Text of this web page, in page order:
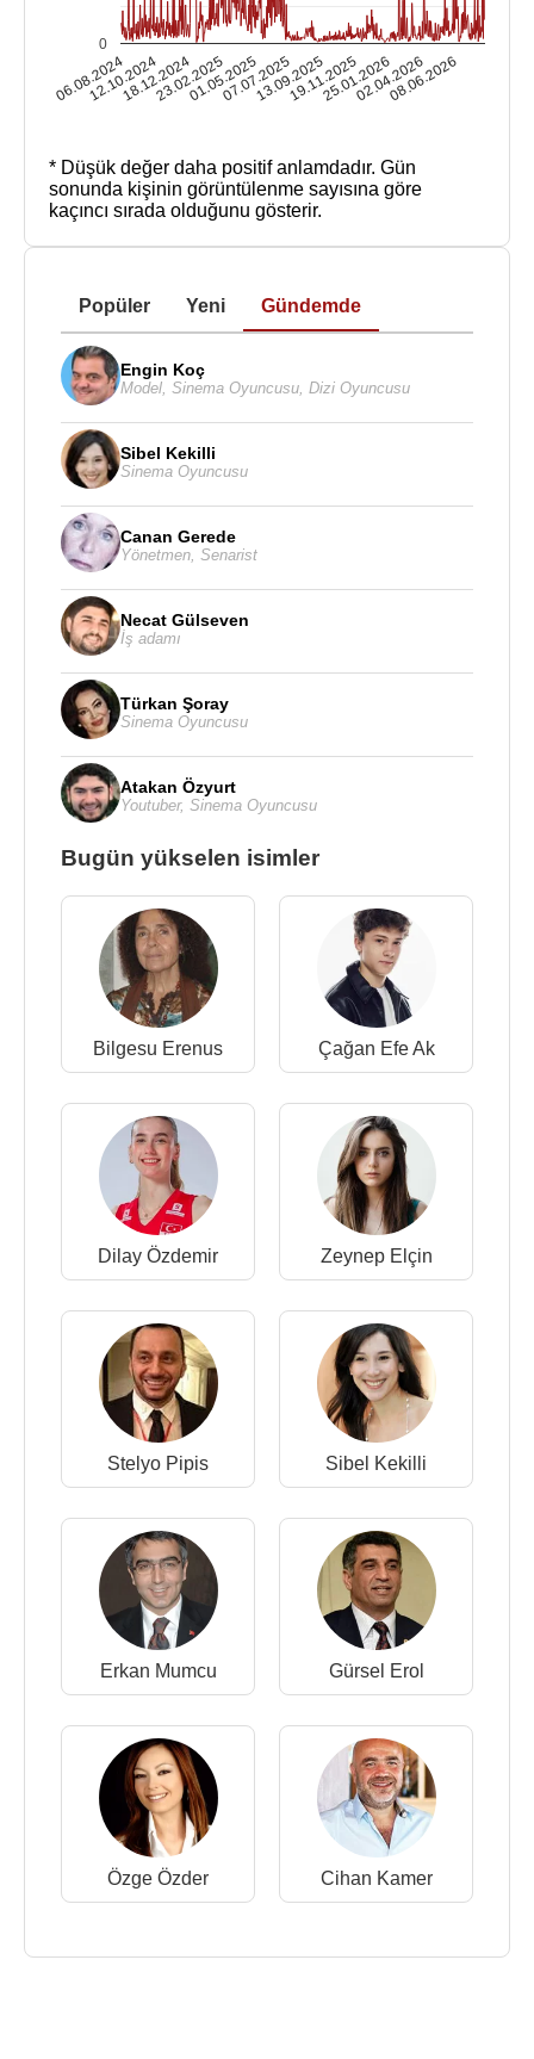
06.08.2024
12.10.2024
18.12.2024
23.02.2025
01.05.2025
07.07.2025
13.09.2025
19.11.2025
25.01.2026
02.04.2026
08.06.2026
0
* Düşük değer daha positif anlamdadır. Gün
sonunda kişinin görüntülenme sayısına göre
kaçıncı sırada olduğunu gösterir.
Popüler Yeni Gündemde
Engin Koç
Model Sinema Oyuncusu Dizi Oyuncusu
Sibel Kekilli
Sinema Oyuncusu
Canan Gerede
Yönetmen Senarist
Necat Gülseven
İş adamı
Türkan Şoray
Sinema Oyuncusu
Atakan Özyurt
Youtuber, Sinema Oyuncusu
Bugün yükselen isimler
Bilgesu Erenus Çağan Efe Ak
Dilay Özdemir Zeynep Elçin
Stelyo Pipis Sibel Kekilli
Erkan Mumcu Gürsel Erol
Özge Özder Cihan Kamer